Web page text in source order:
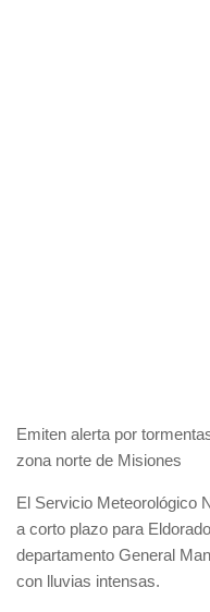
Emiten alerta por
zona norte de Misiones
El Servicio Meteorológico
a corto plazo para
departamento General
con lluvias intensas.